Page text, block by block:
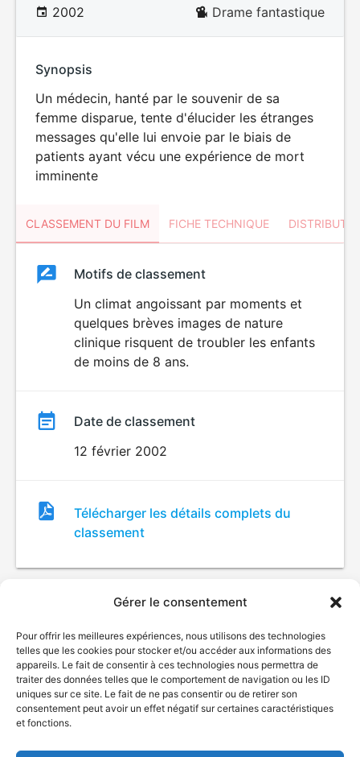
Gérer le consentement
Pour offrir les meilleures expériences, nous utilisons des technologies
telles que les cookies pour stocker et/ou accéder aux informations des
appareils. Le fait de consentir à ces technologies nous permettra de
traiter des données telles que le comportement de navigation ou les ID
uniques sur ce site. Le fait de ne pas consentir ou de retirer son
consentement peut avoir un effet négatif sur certaines caractéristiques
et fonctions.
2002 Drame fantastique
Synopsis
Un médecin, hanté par le souvenir de sa
femme disparue, tente d'élucider les étranges
messages qu'elle lui envoie par le biais de
patients ayant vécu une expérience de mort
imminente
CLASSEMENT DU FILM FICHE TECHNIQUE
ClassementClassement
DÉCONSEILLÉ
AUX JEUNES
ENFANTS
Motifs de classement
Un climat angoissant par moments et
quelques brèves images de nature
clinique risquent de troubler les enfants
de moins de 8 ans.
Date de classement
12 février 2002
Fichier
de
classement
Télécharger les détails complets du
classement
© Gouvernement du Québec, 2026
Plan du site